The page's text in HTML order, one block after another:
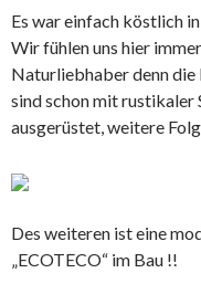
Es war einfach köstlich
Wir fühlen uns hier
Naturliebhaber denn die
sind schon mit rustikaler
ausgerüstet, weitere
Des weiteren ist eine
„ECOTECO“ im Bau !!